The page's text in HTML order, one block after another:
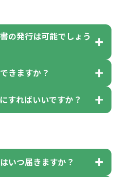
ます。
」は10個単位でしたら
来るので、ピンクを100
90個、イエローを110
仕方】
数を入力ください。
ど購入できる単位が決
リジナルの内容が異な
て対応させていただき
品については送料着払い
により、対応が変わる
場合＞
商品代）+名入れ費用
）×枚数+製版代
商品代）+名入れ費用
印刷の場合には、名入
、製版代が2倍必要で
すが、お見積もりさせ
ます。
ポートから個別でお問い
の発行は可能でしょう
ページより各種帳票の
ドが可能です。
ちらはご確認ください。
ンロード
きますか？
ページより各種帳票の
らはご確認ください。
ンロード
すればいいですか？
願いします。
行
（おたいしてん）
いつ届きますか？